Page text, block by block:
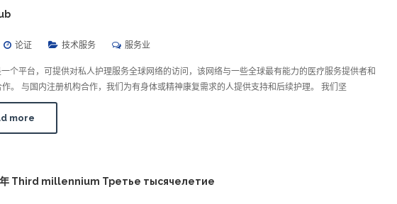
论证 技术服务 服务业
个平台，可提供对私人护理服务全球网络的访问，该网络与一些全球最有能力的医疗服务提供者和
。 与国内注册机构合作，我们为有身体或精神康复需求的人提供支持和后续护理。 我们坚
more
年 Third millennium Третье тысячелетие